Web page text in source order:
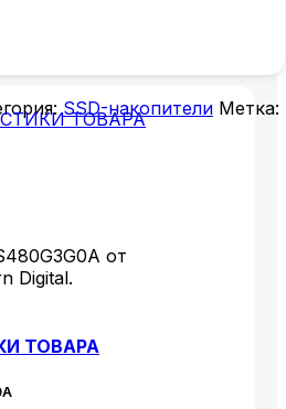
SSD-накопители Метка:
ТОВАРА
от
Digital.
ТОВАРА